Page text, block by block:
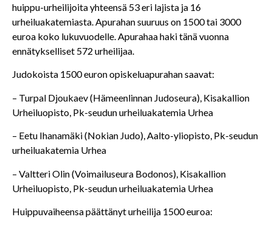
huippu-urheilijoita yhteensä 53 eri lajista ja 16
urheiluakatemiasta. Apurahan suuruus on 1500 tai 3000
euroa koko lukuvuodelle. Apurahaa haki tänä vuonna
ennätykselliset 572 urheilijaa.
Judokoista 1500 euron opiskeluapurahan saavat:
– Turpal Djoukaev (Hämeenlinnan Judoseura), Kisakallion
Urheiluopisto, Pk-seudun urheiluakatemia Urhea
– Eetu Ihanamäki (Nokian Judo), Aalto-yliopisto, Pk-seudun
urheiluakatemia Urhea
– Valtteri Olin (Voimailuseura Bodonos), Kisakallion
Urheiluopisto, Pk-seudun urheiluakatemia Urhea
Huippuvaiheensa päättänyt urheilija 1500 euroa: